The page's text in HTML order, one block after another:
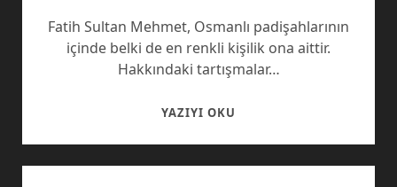
Fatih Sultan Mehmet, Osmanlı padişahlarının
içinde belki de en renkli kişilik ona aittir.
Hakkındaki tartışmalar…
YAZIYI OKU